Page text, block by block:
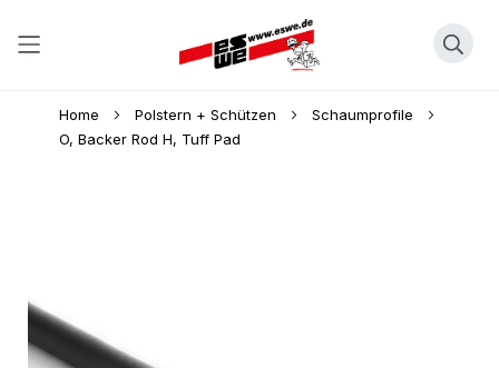
Home Polstern + Schützen
Schaumprofile
O, Backer Rod H, Tuff Pad
end
of